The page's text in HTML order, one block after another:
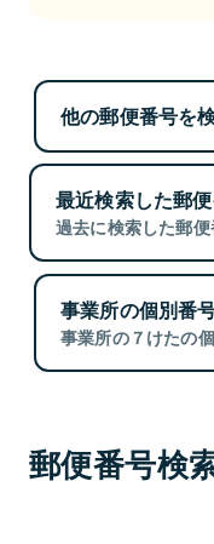
他の郵便番号を
最近検索した郵
過去に検索した郵便
事業所の個別番
事業所の７けたの
郵便番号検